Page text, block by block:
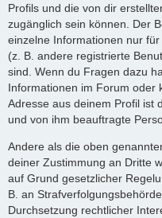
Profils und die von dir
zugänglich sein können. Der
einzelne Informationen nur
(z. B. andere registrierte
sind. Wenn du Fragen dazu
Informationen im Forum oder
Adresse aus deinem Profil ist
und von ihm beauftragte
Andere als die oben
deiner Zustimmung an Dritte
auf Grund gesetzlicher
B. an
Durchsetzung rechtlicher